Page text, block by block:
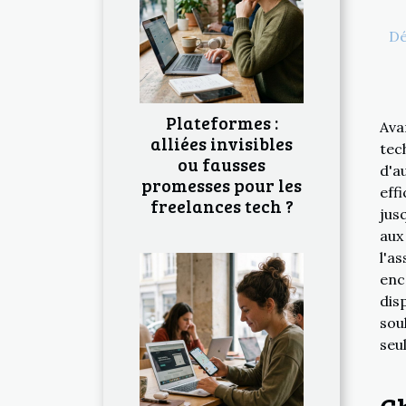
Plateformes :
alliées invisibles
ou fausses
promesses pour les
freelances tech ?